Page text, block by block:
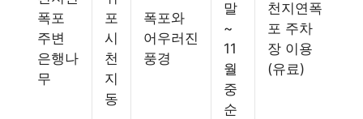
폭포
주변
은행나
무
포
시
천
지
동
폭포와
어우러진
풍경
말
~
11
월
중
순
천지연폭
포 주차
장 이용
(유료)